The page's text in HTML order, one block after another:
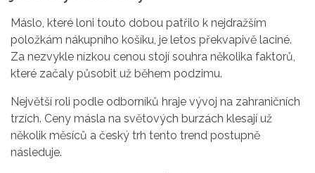
Máslo, které loni touto dobou patřilo k nejdražším
položkám nákupního košíku, je letos překvapivě laciné.
Za nezvykle nízkou cenou stojí souhra několika faktorů,
které začaly působit už během podzimu.
Největší roli podle odborníků hraje vývoj na zahraničních
trzích. Ceny másla na světových burzách klesají už
několik měsíců a český trh tento trend postupně
následuje.